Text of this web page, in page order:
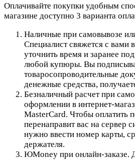
Оплачивайте покупки удобным
магазине доступно 3 варианта
Наличные при самовывозе
Специалист свяжется с вами
уточнить время и заранее
любой купюры. Вы
товаросопроводительные
денежные средства,
Безналичный расчет при
оформлении в интернет-
MasterCard. Чтобы оплатить
перенаправит вас на сервер
нужно ввести номер карты,
держателя.
ЮMoney при онлайн-заказе.